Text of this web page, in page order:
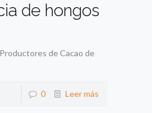
de hongos
de Cacao de
0 Leer más